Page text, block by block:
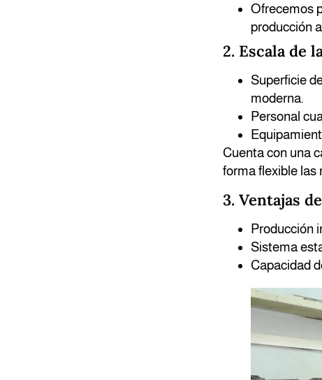
Ofrecemos
producción
2. Escala de
Superficie
moderna.
Personal
Cuenta con una
forma flexible las
3. Ventajas
Producción
Sistema
Capacidad